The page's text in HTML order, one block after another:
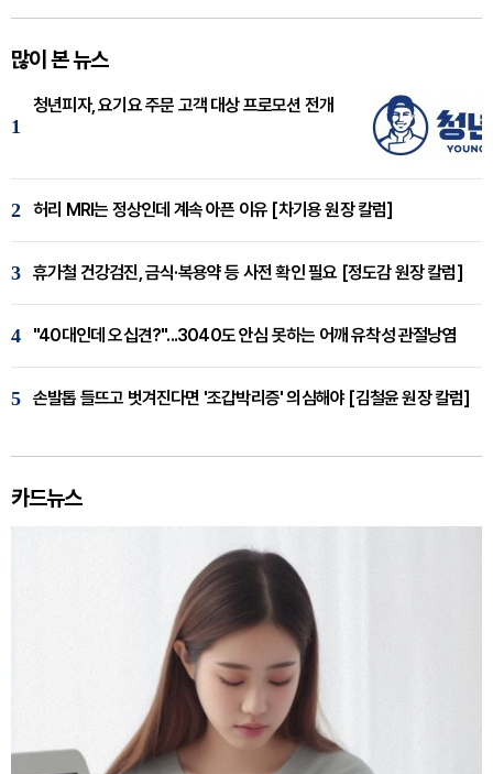
많이 본 뉴스
1
청년피자, 요기요 주문 고객 대상 프로모션 전개
2 허리 MRI는 정상인데 계속 아픈 이유 [차기용 원장 칼럼]
3 휴가철 건강검진, 금식·복용약 등 사전 확인 필요 [정도감 원장 칼럼]
4 "40대인데 오십견?"...3040도 안심 못하는 어깨 유착성 관절낭염
5 손발톱 들뜨고 벗겨진다면 '조갑박리증' 의심해야 [김철윤 원장 칼럼]
카드뉴스